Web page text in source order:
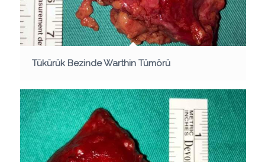
Tükürük Bezinde Warthin Tümörü